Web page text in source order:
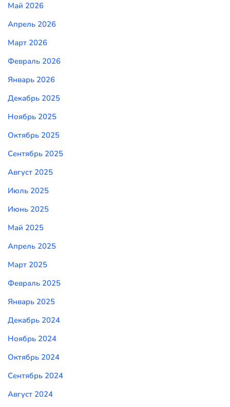
Май 2026
Апрель 2026
Март 2026
Февраль 2026
Январь 2026
Декабрь 2025
Ноябрь 2025
Октябрь 2025
Сентябрь 2025
Август 2025
Июль 2025
Июнь 2025
Май 2025
Апрель 2025
Март 2025
Февраль 2025
Январь 2025
Декабрь 2024
Ноябрь 2024
Октябрь 2024
Сентябрь 2024
Август 2024